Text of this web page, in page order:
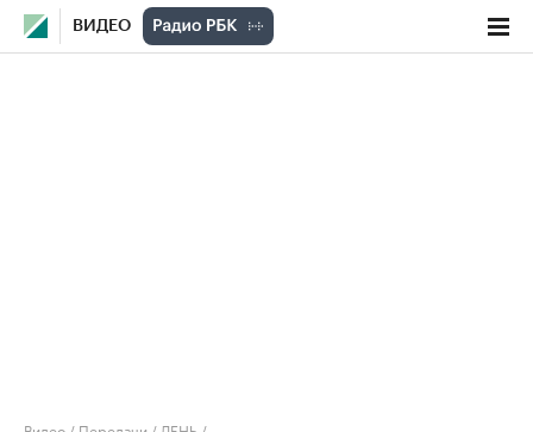
ВИДЕО